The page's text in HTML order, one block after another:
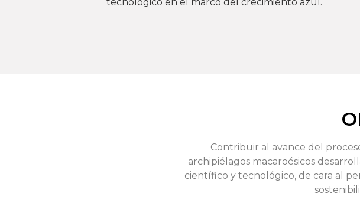
Contribuir al avance del
archipiélagos macaroésicos
científico y tecnológico, de cara al